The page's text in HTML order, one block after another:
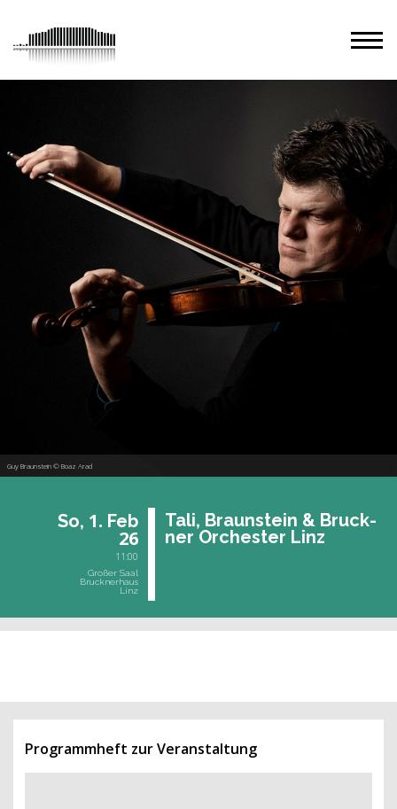
Guy Braunstein © Boaz Arad
So, 1. Feb
26
11:00
Großer Saal
Brucknerhaus
Linz
Tali, Braun­stein & Bruck­
ner Or­ches­ter Linz
Programmheft zur Veranstaltung